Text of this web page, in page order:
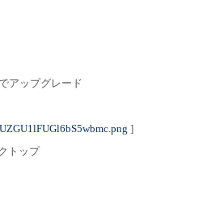
アップグレード
]
トップ